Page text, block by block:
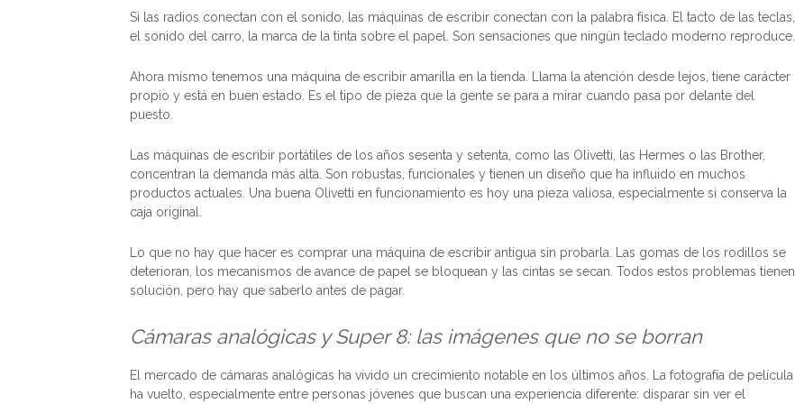
Si las radios conectan con el sonido, las máquinas de escribir conectan con la palabra física. El tacto de las teclas,
el sonido del carro, la marca de la tinta sobre el papel. Son sensaciones que ningún teclado moderno reproduce.
Ahora mismo tenemos una máquina de escribir amarilla en la tienda. Llama la atención desde lejos, tiene carácter
propio y está en buen estado. Es el tipo de pieza que la gente se para a mirar cuando pasa por delante del
puesto.
Las máquinas de escribir portátiles de los años sesenta y setenta, como las Olivetti, las Hermes o las Brother,
concentran la demanda más alta. Son robustas, funcionales y tienen un diseño que ha influido en muchos
productos actuales. Una buena Olivetti en funcionamiento es hoy una pieza valiosa, especialmente si conserva la
caja original.
Lo que no hay que hacer es comprar una máquina de escribir antigua sin probarla. Las gomas de los rodillos se
deterioran, los mecanismos de avance de papel se bloquean y las cintas se secan. Todos estos problemas tienen
solución, pero hay que saberlo antes de pagar.
Cámaras analógicas y Super 8: las imágenes que no se borran
El mercado de cámaras analógicas ha vivido un crecimiento notable en los últimos años. La fotografía de película
ha vuelto, especialmente entre personas jóvenes que buscan una experiencia diferente: disparar sin ver el